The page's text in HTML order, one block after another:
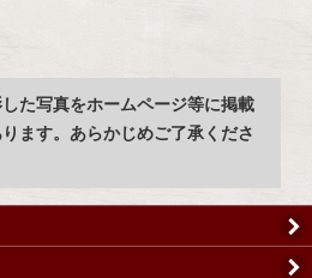
た写真をホームページ等に掲載
ます。あらかじめご了承くださ